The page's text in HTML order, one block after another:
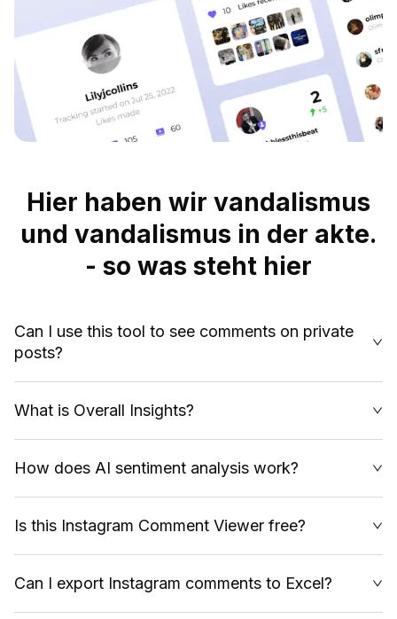
Hier haben wir vandalismus
und vandalismus in der akte.
- so was steht hier
Can I use this tool to see comments on private
posts?
What is Overall Insights?
How does AI sentiment analysis work?
Is this Instagram Comment Viewer free?
Can I export Instagram comments to Excel?